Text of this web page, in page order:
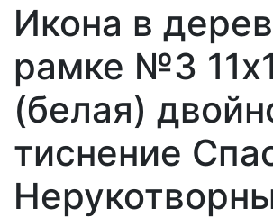
Икона в
рамке №3
(белая)
тиснение